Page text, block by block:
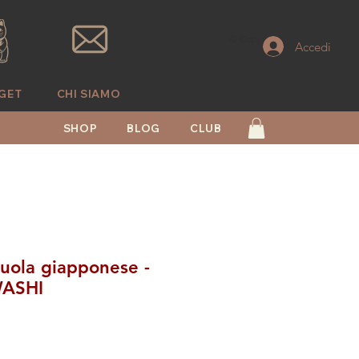
© Copyright
CHI SIAMO
Accedi
SHOP BLOG CLUB
giapponese -